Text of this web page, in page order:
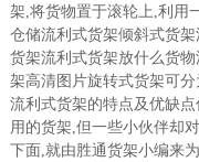
架,将货物置于滚轮上,利用
仓储流利式货架倾斜式货
货架流利式货架放什么货
架高清图片旋转式货架可分
流利式货架的特点及优缺
用的货架,但一些小伙伴却
下面,就由胜通货架小编来